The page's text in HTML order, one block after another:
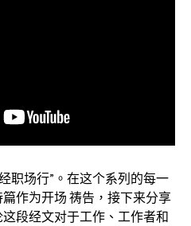
职场行”。在这个系列的每一
作为开场 祷告，接下来分享
段经文对于工作、工作者和